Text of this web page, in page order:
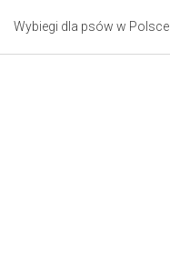
Wybiegi dla psów w Polsce